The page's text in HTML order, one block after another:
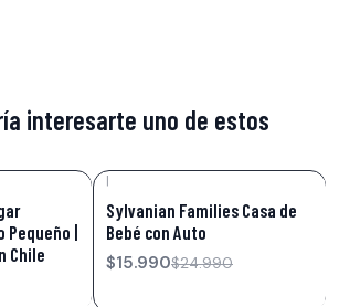
interesarte uno de estos
|
Chile
|
Sylvanian Families Casa de
Bebé con Auto
$15.990$24.990